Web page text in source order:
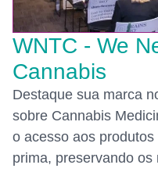
WNTC - We
Cannabis
Destaque sua marca
sobre Cannabis
o acesso aos
prima, preservando